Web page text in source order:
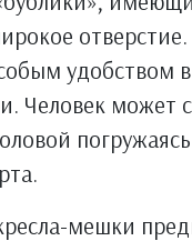
удобством в
Человек может
мешки